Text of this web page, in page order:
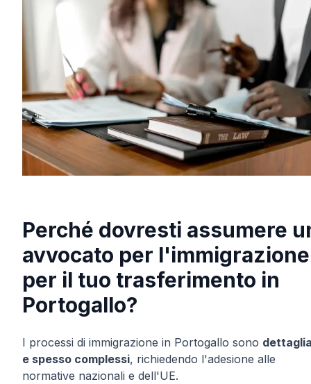
Perché dovresti assumere
avvocato per l'immigrazione
per il tuo trasferimento in
Portogallo?
I processi di immigrazione in Portogallo sono
e spesso complessi, richiedendo l'adesione alle
normative nazionali e dell'UE.